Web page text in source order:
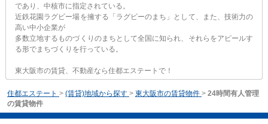
であり、中核市に指定されている。
近鉄花園ラグビー場を擁する「ラグビーのまち」として、また、技術力の
高い中小企業が
多数立地するものづくりのまちとして全国に知られ、それらをアピールす
る形でまちづくりを行っている。
東大阪市の賃貸、不動産なら住都エステートで！
住都エステート > (賃貸)地域から探す > 東大阪市の賃貸物件 > 24時間有人管理
の賃貸物件